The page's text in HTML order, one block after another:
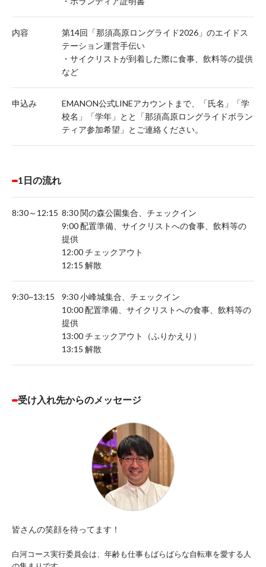
内容
第14回「那須高原ロングライド2026」のエイドス
テーション運営手伝い
・サイクリストが到着した際に食事、飲料等の提供
など
申込み
EMANON公式LINEアカウントまで、「氏名」「学
校名」「学年」とと「那須高原ロングライドボラン
ティア参加希望」とご連絡ください。
1日の流れ
8:30～12:15 8:30 関の森公園集合、チェックイン
9:00 配置準備、サイクリストへの食事、飲料等の
提供
12:00 チェックアウト
12:15 解散
9:30~13:15
9:30 小峰城集合、チェックイン
10:00 配置準備、サイクリストへの食事、飲料等の
提供
13:00 チェックアウト（ふりかえり）
13:15 解散
受け入れ先からのメッセージ
皆さんの笑顔を待ってます！
白河コース実行委員会は、年齢も仕事もばらばらな自転車を愛する人